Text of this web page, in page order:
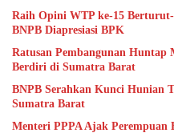
Raih Opini WTP ke-15
BNPB Diapresiasi BPK
Ratusan Pembangunan
Berdiri di Sumatra Barat
BNPB Serahkan Kunci Hunian
Sumatra Barat
Menteri PPPA Ajak Perempuan